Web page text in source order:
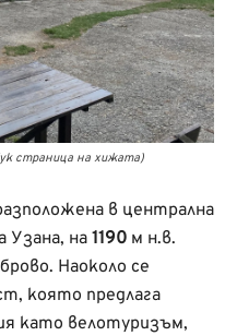
страница на хижата)
в централна
Узана, на 1190 м н.в.
Наоколо се
която предлага
като велотуризъм,